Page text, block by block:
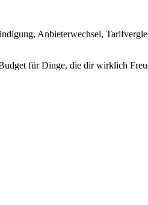
Anbieterwechsel,
für Dinge, die dir wirklich